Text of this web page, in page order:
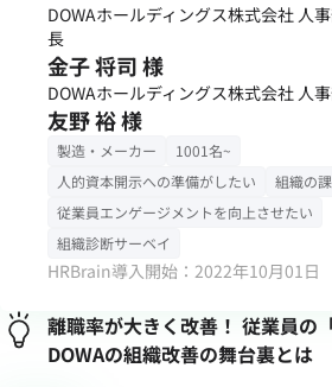
DOWAホールディングス株式会社 人
長
金子 将司 様
DOWAホールディングス株式会社 人
友野 裕 様
製造・メーカー
1001名~
人的資本開示への準備がしたい
組織の
従業員エンゲージメントを向上させたい
組織診断サーベイ
HRBrain導入開始：2022年10月01日
離職率が大きく改善！ 従業員の
DOWAの組織改善の舞台裏とは